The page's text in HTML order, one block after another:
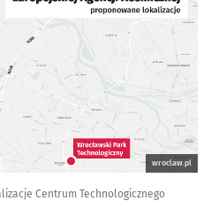
wroclaw.pl
Centrum Technologicznego